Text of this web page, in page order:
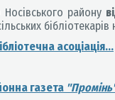
району
асоціація...
газета